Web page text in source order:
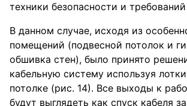
техники безопасности и
В данном случае, исходя из
помещений (подвесной потолок и
обшивка стен), было принято
кабельную систему используя
потолке (рис. 14). Все выходы к
будут выглядеть как спуск кабеля за